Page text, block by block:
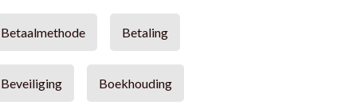
Betaalmethode Betaling
Beveiliging Boekhouding